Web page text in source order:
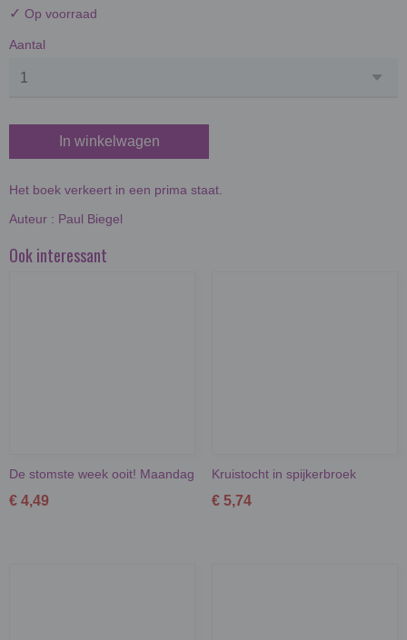
✓ Op voorraad
Aantal
In winkelwagen
Het boek verkeert in een prima staat.
Auteur : Paul Biegel
Ook interessant
De stomste week ooit! Maandag
€ 4,49
Kruistocht in spijkerbroek
€ 5,74